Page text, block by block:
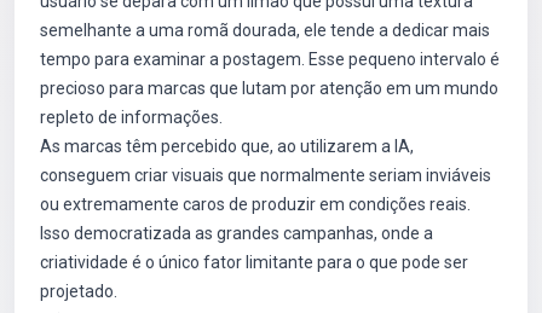
semelhante a uma romã dourada, ele tende a dedicar mais
tempo para examinar a postagem. Esse pequeno intervalo é
precioso para marcas que lutam por atenção em um mundo
repleto de informações.
As marcas têm percebido que, ao utilizarem a IA,
conseguem criar visuais que normalmente seriam inviáveis
ou extremamente caros de produzir em condições reais.
Isso democratizada as grandes campanhas, onde a
criatividade é o único fator limitante para o que pode ser
projetado.